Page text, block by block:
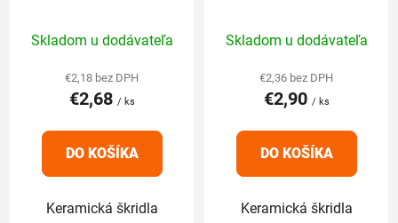
hodnotenie
produktu
je
z
Skladom u dodávateľa
€2,18 bez DPH
€2,68 / ks
DO KOŠÍKA
Keramická škridla
hodnotenie
produktu
je
z
Skladom u dodávateľa
€2,36 bez DPH
€2,90 / ks
DO KOŠÍKA
Keramická škridla